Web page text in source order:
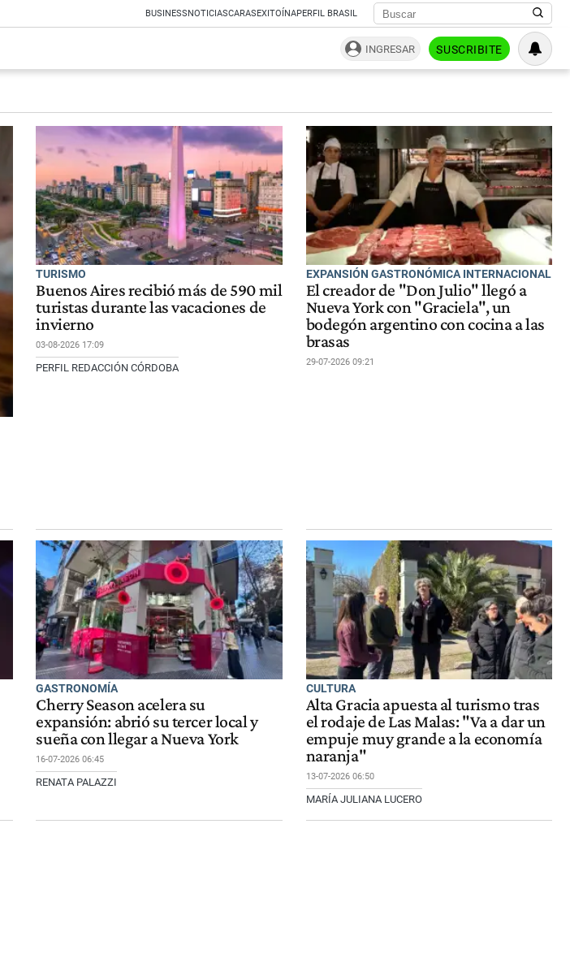
BUSINESSNOTICIASCARASEXITOÍNAPERFIL BRASIL
INGRESAR SUSCRIBITE
TURISMO
Buenos Aires recibió más de 590 mil
turistas durante las vacaciones de
invierno
03-08-2026 17:09
PERFIL REDACCIÓN CÓRDOBA
EXPANSIÓN GASTRONÓMICA INTERNACIONAL
El creador de "Don Julio" llegó a
Nueva York con "Graciela", un
bodegón argentino con cocina a las
brasas
29-07-2026 09:21
GASTRONOMÍA
Cherry Season acelera su
expansión: abrió su tercer local y
sueña con llegar a Nueva York
16-07-2026 06:45
RENATA PALAZZI
CULTURA
Alta Gracia apuesta al turismo tras
el rodaje de Las Malas: "Va a dar un
empuje muy grande a la economía
naranja"
13-07-2026 06:50
MARÍA JULIANA LUCERO